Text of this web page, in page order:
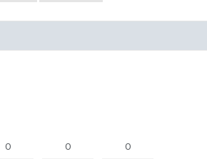
0 0 0